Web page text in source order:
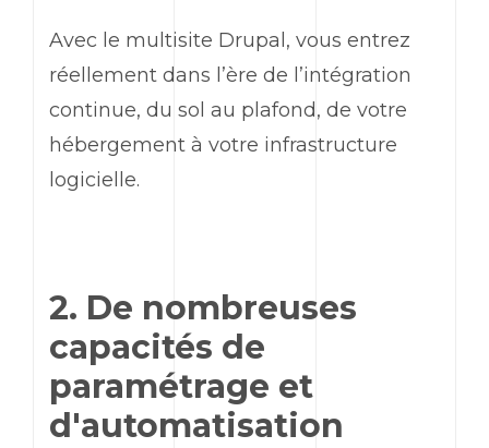
Avec le multisite Drupal, vous entrez
réellement dans l’ère de l’intégration
continue, du sol au plafond, de votre
hébergement à votre infrastructure
logicielle.
2. De nombreuses
capacités de
paramétrage et
d'automatisation